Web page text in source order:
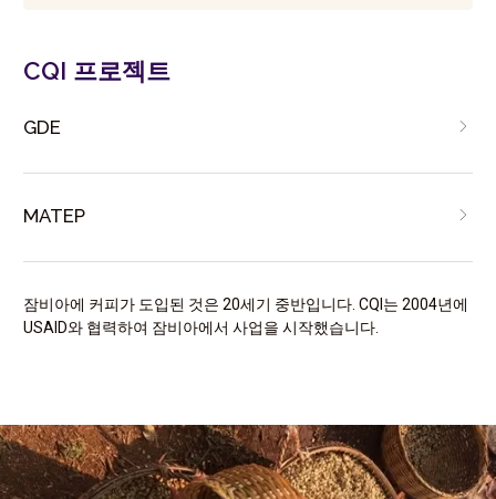
CQI 프로젝트
GDE
MATEP
잠비아에 커피가 도입된 것은 20세기 중반입니다. CQI는 2004년에
USAID와 협력하여 잠비아에서 사업을 시작했습니다.